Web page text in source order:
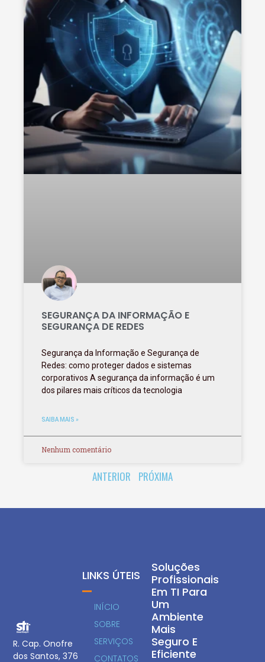
SEGURANÇA DA INFORMAÇÃO E
SEGURANÇA DE REDES
Segurança da Informação e Segurança de
Redes: como proteger dados e sistemas
corporativos A segurança da informação é um
dos pilares mais críticos da tecnologia
SAIBA MAIS »
Nenhum comentário
ANTERIOR PRÓXIMA
R. Cap. Onofre
dos Santos, 376
Soluções
Profissionais
Em TI Para
Um
Ambiente
Mais
Seguro E
Eficiente
LINKS ÚTEIS
INÍCIO
SOBRE
SERVIÇOS
CONTATOS